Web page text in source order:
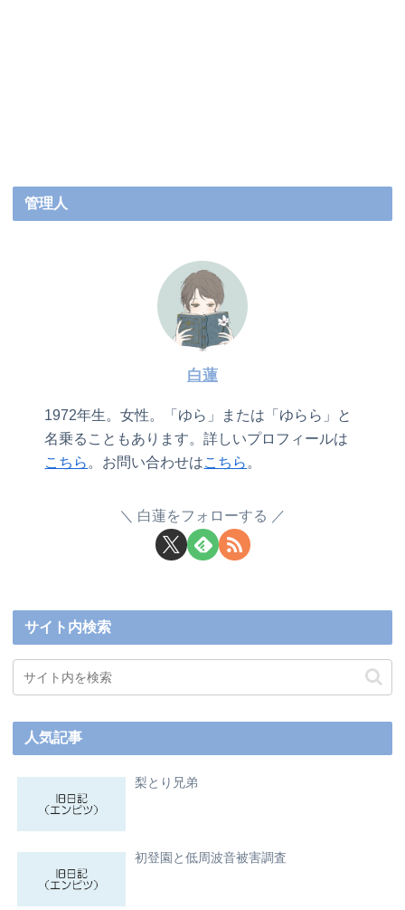
管理人
白蓮
1972年生。女性。「ゆら」または「ゆらら」と
名乗ることもあります。詳しいプロフィールは
こちら 。お問い合わせはこちら 。
白蓮をフォローする
サイト内検索
人気記事
梨とり兄弟
初登園と低周波音被害調査